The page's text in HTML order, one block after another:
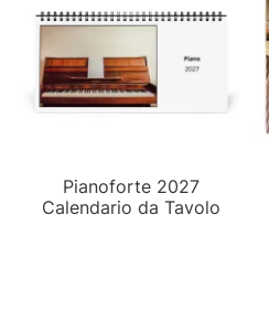
Pianoforte 2027
Calendario da Tavolo